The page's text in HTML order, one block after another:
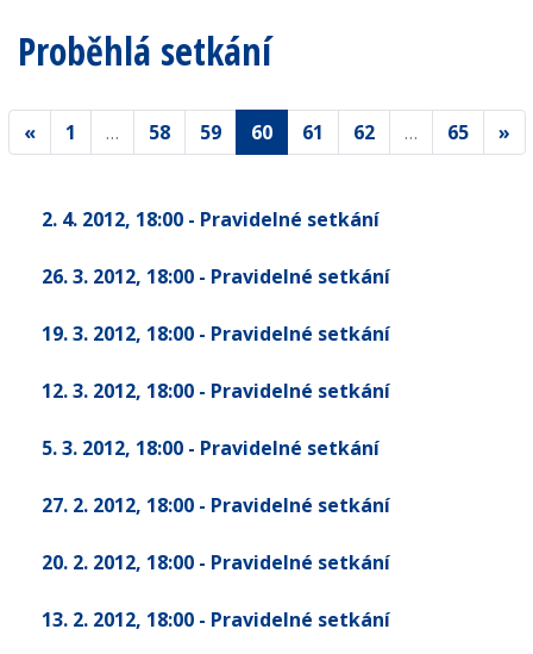
Proběhlá setkání
« 1 … 58 59 60 61 62 … 65 »
2. 4. 2012, 18:00 - Pravidelné setkání
26. 3. 2012, 18:00 - Pravidelné setkání
19. 3. 2012, 18:00 - Pravidelné setkání
12. 3. 2012, 18:00 - Pravidelné setkání
5. 3. 2012, 18:00 - Pravidelné setkání
27. 2. 2012, 18:00 - Pravidelné setkání
20. 2. 2012, 18:00 - Pravidelné setkání
13. 2. 2012, 18:00 - Pravidelné setkání